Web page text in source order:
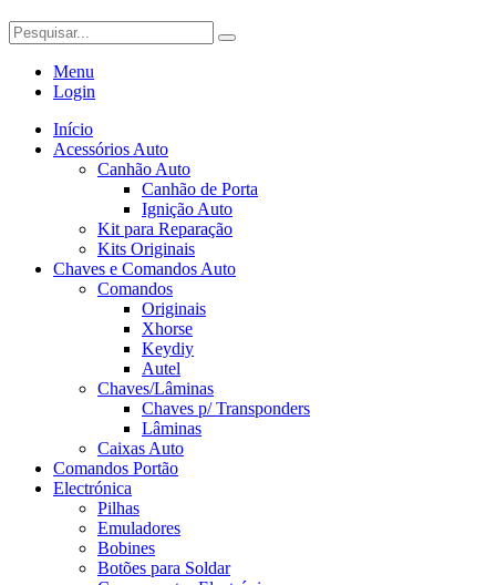
Menu
Login
Início
Acessórios Auto
Canhão Auto
Canhão de Porta
Ignição Auto
Kit para Reparação
Kits Originais
Chaves e Comandos Auto
Comandos
Originais
Xhorse
Keydiy
Autel
Chaves/Lâminas
Chaves p/ Transponders
Lâminas
Caixas Auto
Comandos Portão
Electrónica
Pilhas
Emuladores
Bobines
Botões para Soldar